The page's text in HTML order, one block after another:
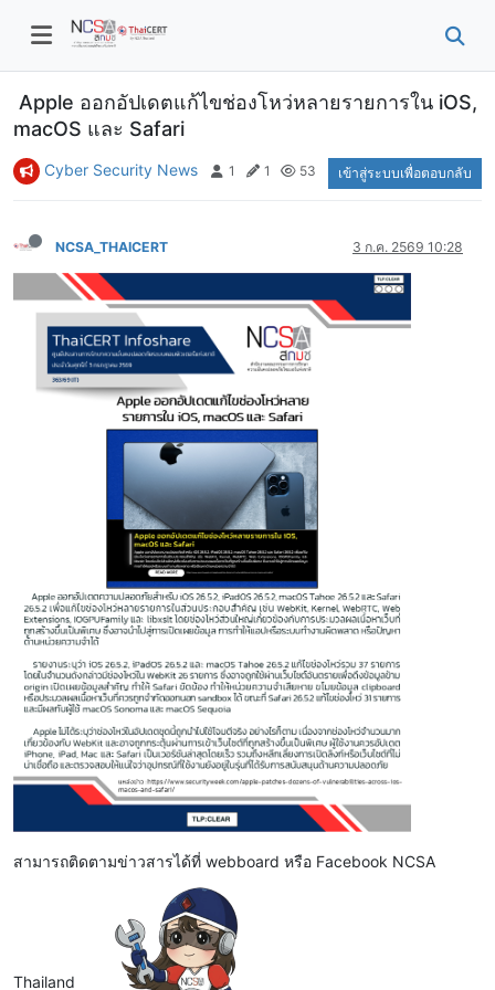
Apple ออกอัปเดตแก้ไขช่องโหว่หลายรายการใน iOS,
macOS และ Safari
Cyber Security News 1 1 53 เข้าสู่ระบบเพื่อตอบกลับ
NCSA_THAICERT 3 ก.ค. 2569 10:28
สามารถติดตามข่าวสารได้ที่ webboard หรือ Facebook NCSA
Thailand